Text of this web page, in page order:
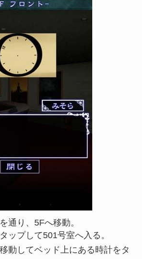
通り、5Fへ移動。
ップして501号室へ入る。
動してベッド上にある時計をタ